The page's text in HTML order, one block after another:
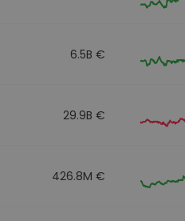
6.5B €
29.9B €
426.8M €